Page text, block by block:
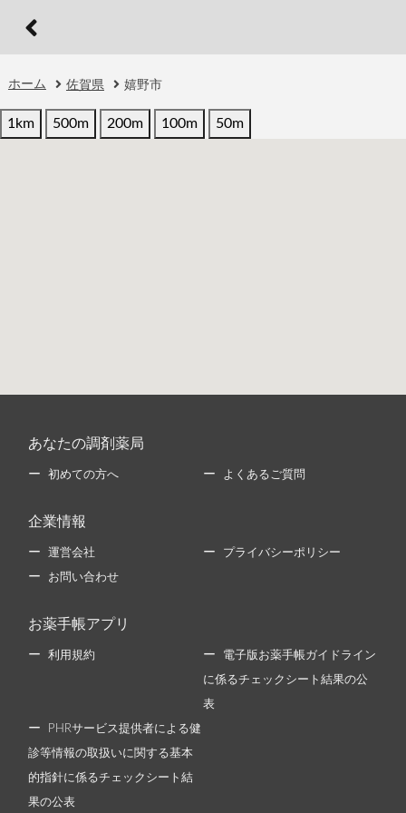
ホーム 佐賀県 嬉野市
1km 500m 200m 100m 50m
あなたの調剤薬局
初めての方へ よくあるご質問
企業情報
運営会社 プライバシーポリシー
お問い合わせ
お薬手帳アプリ
利用規約 電子版お薬手帳ガイドライン
に係るチェックシート結果の公
表
PHRサービス提供者による健
診等情報の取扱いに関する基本
的指針に係るチェックシート結
果の公表